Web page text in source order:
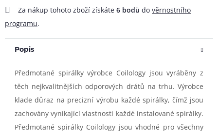
Za nákup tohoto zboží získáte 6 bodů do věrnostního
programu.
Popis
Předmotané spirálky výrobce Coilology jsou vyráběny z
těch nejkvalitnějších odporových drátů na trhu. Výrobce
klade důraz na precizní výrobu každé spirálky, čímž jsou
zachovány vynikající vlastnosti každé instalované spirálky.
Předmotané spirálky Coilology jsou vhodné pro všechny